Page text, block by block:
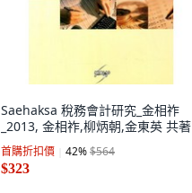
Saehaksa 稅務會計研究_金相祚
_2013, 金相祚,柳炳朝,金東英 共著
首購折扣價 42%$564
$323